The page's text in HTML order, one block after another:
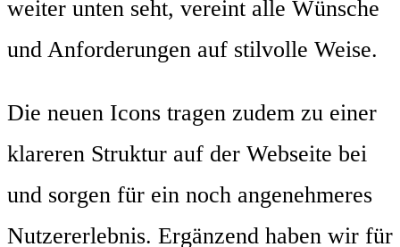
weiter unten seht, vereint alle Wünsche
und Anforderungen auf stilvolle Weise.
Die neuen Icons tragen zudem zu einer
klareren Struktur auf der Webseite bei
und sorgen für ein noch angenehmeres
Nutzererlebnis. Ergänzend haben wir für